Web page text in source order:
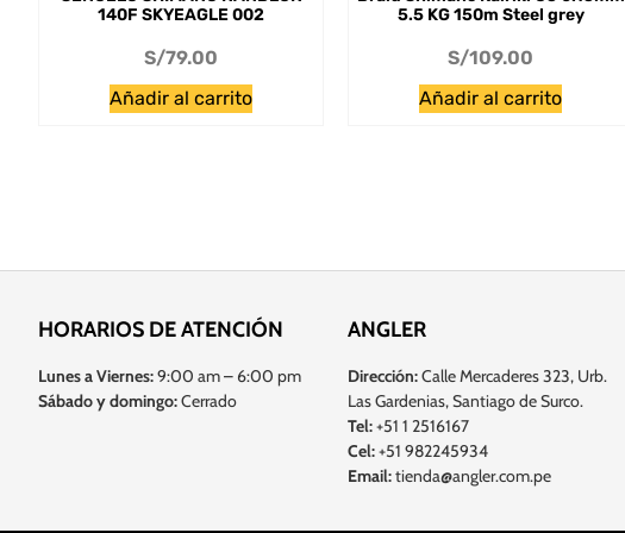
140F SKYEAGLE 002
S/79.00
Añadir al carrito
5.5 KG 150m Steel grey
S/109.00
Añadir al carrito
HORARIOS DE ATENCIÓN
Lunes a Viernes:9:00 am – 6:00 pm
Sábado y domingo:Cerrado
ANGLER
Dirección:Calle Mercaderes 323, Urb.
Las Gardenias, Santiago de Surco.
Tel:+51 1 2516167
Cel:+51 982245934
Email:tienda@angler.com.pe